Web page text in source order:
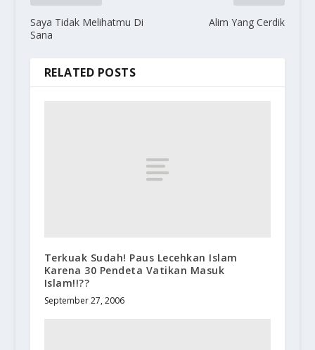
Saya Tidak Melihatmu Di
Sana
Alim Yang Cerdik
RELATED POSTS
Terkuak Sudah! Paus Lecehkan Islam
Karena 30 Pendeta Vatikan Masuk
Islam!!??
September 27, 2006